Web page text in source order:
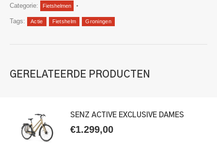
Categorie: Fietshelmen
Tags: Actie Fietshelm Groningen
GERELATEERDE PRODUCTEN
SENZ ACTIVE EXCLUSIVE DAMES
€1.299,00